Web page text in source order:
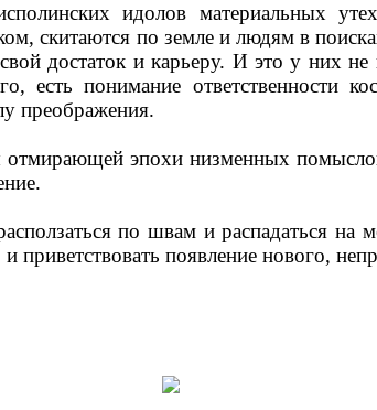
идолов материальных
скитаются по земле и людям в
достаток и карьеру. И это у них не
есть понимание ответственности
преображения.
отмирающей эпохи низменных
по швам и распадаться
приветствовать появление нового,